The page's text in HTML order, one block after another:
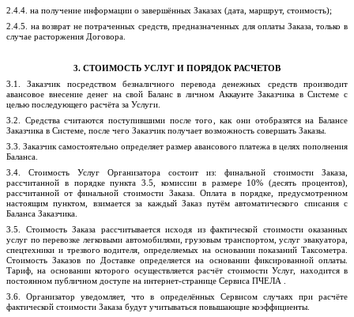
2.4.4. на получение информации о завершённых Заказах (дата, маршрут, стоимость);
2.4.5. на возврат не потраченных средств, предназначенных для оплаты Заказа, только в
случае расторжения Договора.
3. СТОИМОСТЬ УСЛУГ И ПОРЯДОК РАСЧЕТОВ
3.1. Заказчик посредством безналичного перевода денежных средств производит
авансовое внесение денег на свой Баланс в личном Аккаунте Заказчика в Системе с
целью последующего расчёта за Услуги.
3.2. Средства считаются поступившими после того, как они отобразятся на Балансе
Заказчика в Системе, после чего Заказчик получает возможность совершать Заказы.
3.3. Заказчик самостоятельно определяет размер авансового платежа в целях пополнения
Баланса.
3.4.
Стоимость Услуг Организатора состоит из: финальной стоимости Заказа,
рассчитанной в порядке пункта 3.5, комиссии в размере
10% (десять процентов),
рассчитанной от финальной стоимости Заказа.
Оплата в порядке, предусмотренном
настоящим пунктом, взимается за каждый Заказ путём автоматического списания с
Баланса Заказчика.
3.5. Стоимость Заказа рассчитывается исходя из фактической стоимости оказанных
услуг по перевозке легковыми автомобилями, грузовым транспортом, услуг эвакуатора,
спецтехники и трезвого водителя, определяемых на основании показаний Таксометра.
Стоимость Заказов по Доставке определяется на основании фиксированной оплаты.
Тариф, на основании которого осуществляется расчёт стоимости Услуг, находится в
постоянном публичном доступе на интернет-странице Сервиса ПЧЕЛА
3.6. Организатор уведомляет, что в определённых Сервисом случаях при расчёте
фактической стоимости Заказа будут учитываться повышающие коэффициенты.